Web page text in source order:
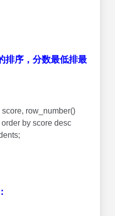
排序，分数最低排最
row_number()
by score desc